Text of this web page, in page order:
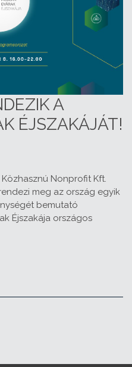
A
ÉJSZAKÁJÁT!
Nonprofit Kft.
meg az ország egyik
bemutató
Éjszakája országos